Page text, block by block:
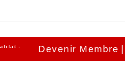
Devenir Membre
-